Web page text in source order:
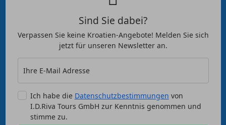
Sind Sie dabei?
Verpassen Sie keine Kroatien-Angebote! Melden Sie sich
jetzt für unseren Newsletter an.
Ihre E-Mail Adresse
Ich habe die Datenschutzbestimmungen von
I.D.Riva Tours GmbH zur Kenntnis genommen und
stimme zu.